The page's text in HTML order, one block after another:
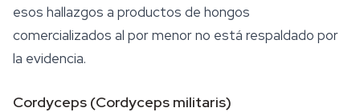
esos hallazgos a productos de hongos
comercializados al por menor no está respaldado por
la evidencia.
Cordyceps (Cordyceps militaris)